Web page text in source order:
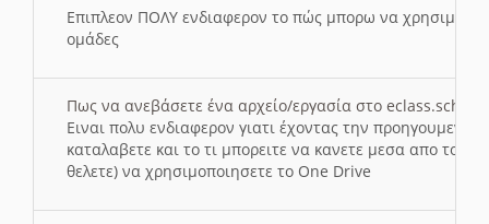
Επιπλεον ΠΟΛΥ ενδιαφερον το πώς μπορω να
ομάδες
Πως να ανεβάσετε ένα αρχείο/εργασία στο eclass.sch.gr
Ειναι πολυ ενδιαφερον γιατι έχοντας την
καταλαβετε και το τι μπορειτε να κανετε μεσα απο το
θελετε) να χρησιμοποιησετε το One Drive